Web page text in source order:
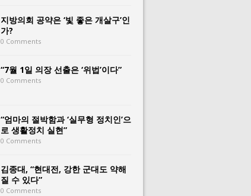
지방의회 공약은 ‘빛 좋은 개살구’인
가?
0 Comments
“7월 1일 의장 선출은 ‘위법’이다”
0 Comments
“엄마의 절박함과 ‘실무형 정치인’으
로 생활정치 실현”
0 Comments
김종대, “현대전, 강한 군대도 약해
질 수 있다”
0 Comments